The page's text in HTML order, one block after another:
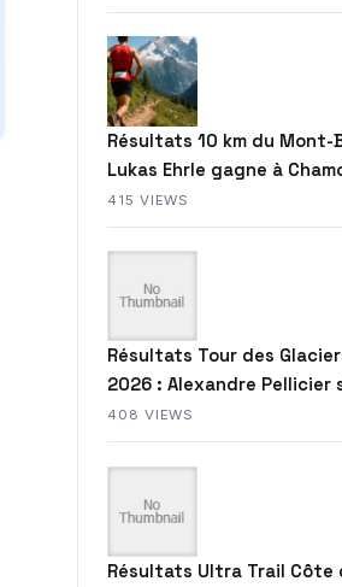
Résultats 10 km du Mont-
Lukas Ehrle gagne à
415 VIEWS
Résultats Tour des
2026 : Alexandre Pellicier
408 VIEWS
Résultats Ultra Trail Côte